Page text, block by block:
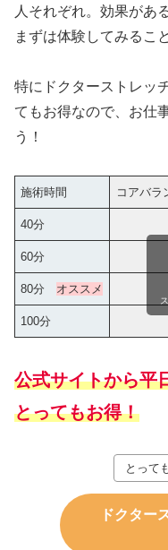
人それぞれ。効果があ
まずは体験してみるこ
特にドクターストレッ
てもお得なので、お仕
う！
施術時間 コアバラ
40分
60分
80分 オススメ
100分
公式サイトから平
とってもお得！
とって
ドクター